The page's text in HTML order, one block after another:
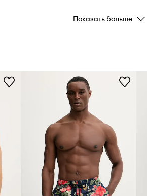
Показать больше